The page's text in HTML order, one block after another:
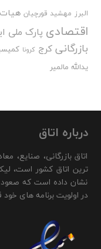
البرز مهشید قورچیان
اقتصادی پارک ملی
بازرگانی کرج کرونا
یدالله مالمیر
درباره اتاق
اتاق بازرگانی، صنایع،
ترین اتاق کشور است،
نشان داده است که صعود
در اولویت برنامه های